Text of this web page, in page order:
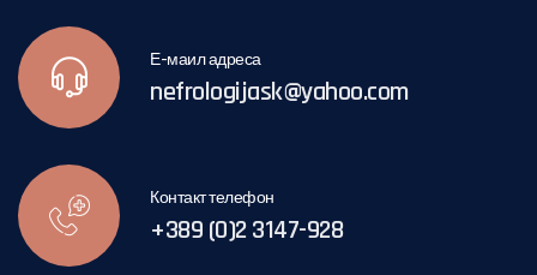
Е-маил адреса
nefrologijask@yahoo.com
Контакт телефон
+389 (0)2 3147-928